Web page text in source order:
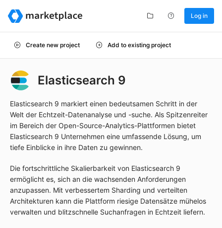
Log in
Create new project Add to existing project
Elasticsearch 9
Elasticsearch 9 markiert einen bedeutsamen Schritt in der
Welt der Echtzeit-Datenanalyse und -suche. Als Spitzenreiter
im Bereich der Open-Source-Analytics-Plattformen bietet
Elasticsearch 9 Unternehmen eine umfassende Lösung, um
tiefe Einblicke in ihre Daten zu gewinnen.
Die fortschrittliche Skalierbarkeit von Elasticsearch 9
ermöglicht es, sich an die wachsenden Anforderungen
anzupassen. Mit verbessertem Sharding und verteilten
Architekturen kann die Plattform riesige Datensätze mühelos
verwalten und blitzschnelle Suchanfragen in Echtzeit liefern.